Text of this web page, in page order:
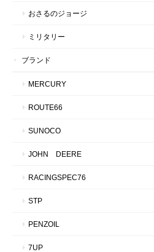
おさるのジョージ
ミリタリー
ブランド
MERCURY
ROUTE66
SUNOCO
JOHN DEERE
RACINGSPEC76
STP
PENZOIL
7UP